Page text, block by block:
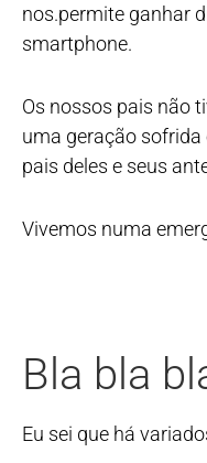
nos.permite ganhar
smartphone.
Os nossos pais não
uma geração
pais deles e seus
Vivemos numa
Bla bla
Eu sei que há